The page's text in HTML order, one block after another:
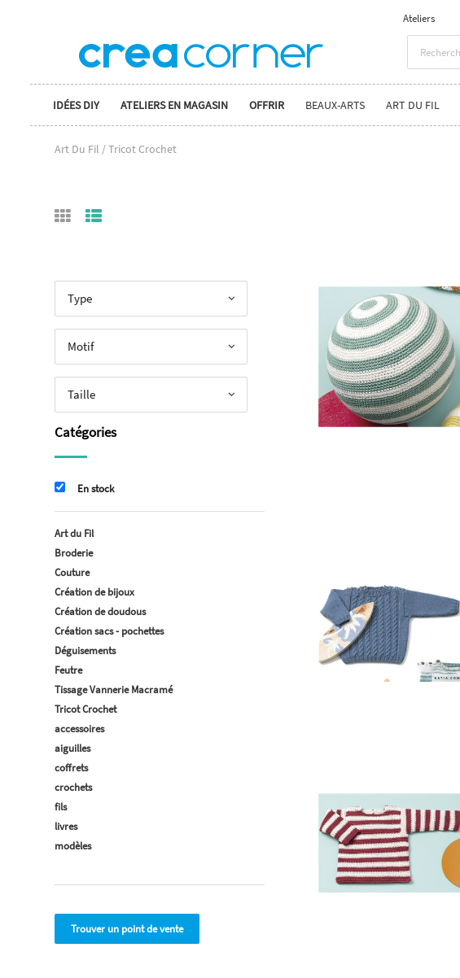
Ateliers
IDÉES DIY ATELIERS EN MAGASIN OFFRIR BEAUX-ARTS ART DU FIL
Art Du Fil / Tricot Crochet
Type
Motif
Taille
Catégories
En stock
Art du Fil
Broderie
Couture
Création de bijoux
Création de doudous
Création sacs - pochettes
Déguisements
Feutre
Tissage Vannerie Macramé
Tricot Crochet
accessoires
aiguilles
coffrets
crochets
fils
livres
modèles
Trouver un point de vente